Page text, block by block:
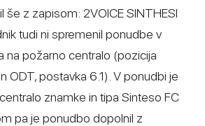
še z zapisom: 2VOICE SINTHESI
tudi ni spremenil ponudbe v
na požarno centralo (pozicija
ODT, postavka 6.1). V ponudbi je
znamke in tipa Sinteso FC
pa je ponudbo dopolnil z